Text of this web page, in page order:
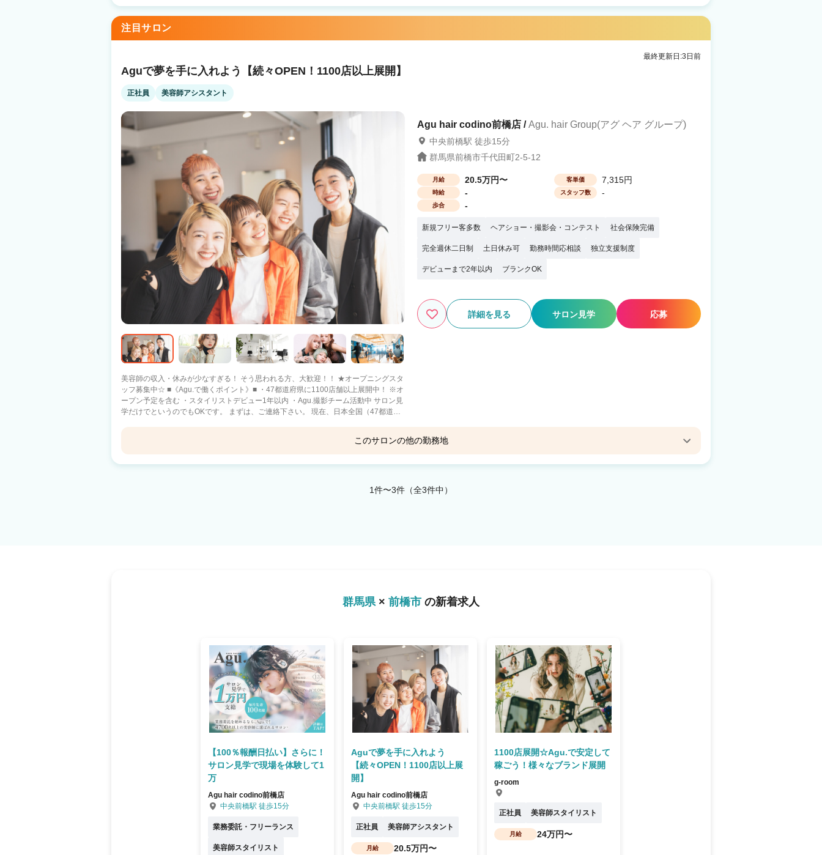
ルのプロ選手×Agu. スタイリストとして働きながら、プロとして活躍 【当社グループ
客は会社の本部が一括対応しているため、顧客0でも問題なく入客できます スタッフ
集客満足度94.4%！ Q.業務委託制度がよく分かっていないです… A.確定申告サポート
用意 （出産・育児・病気での休業にともなう保障や、結婚の応援金を支給）※一定条
件あり ☝だから安心！ 当社は2021年11月19日よりグロース市場へ上場 安心・安全の
上場企業サロン ※現時点で美容室経営企業での上場企業は『6社』のみ 報酬はすべて
『リアル』をぜひ知ってください！ あなたの“第一歩”を当社グループは応援していま
す。
Agu hair relin新前橋
新前橋駅 車11分
g-room CROWN
注目サロン
最終更新日:3日前
Aguで夢を手に入れよう【続々OPEN！1100店以上展開】
正社員 美容師アシスタント
美容師の収入・休みが少なすぎる！ そう思われる方、大歓迎！！ ★オープニングスタ
ッフ募集中☆ ■《Agu.で働くポイント》■ ・47都道府県に1100店舗以上展開中！ ※オ
ープン予定を含む ・スタイリストデビュー1年以内 ・Agu.撮影チーム活動中 サロン見
学だけでというのでもOKです。 まずは、ご連絡下さい。 現在、日本全国（47都道府
元に帰って美容師として活躍したい！ ●家庭重視派 ・子供を保育園などに預けている
しながらも夢を実現したい♪ ・17時退社で夕方から友達と遊びたい♪ などなど ■《スタ
Agu.では副業・WワークもOK!! ・フランチャイズ制度 ・Agu.独自の確定申告システム
Agu hair codino前橋店 /Agu. hair Group(アグ ヘア グループ)
中央前橋駅 徒歩15分
群馬県前橋市千代田町2-5-12
月給 20.5万円〜 客単価 7,315円
時給 - スタッフ数 -
歩合 -
新規フリー客多数 ヘアショー・撮影会・コンテスト 社会保険完備
完全週休二日制 土日休み可 勤務時間応相談 独立支援制度
デビューまで2年以内 ブランクOK
詳細を見る サロン見学 応募
このサロンの他の勤務地
Agu hair relin新前橋 g-room CROWN
1件〜3件（全3件中）
群馬県× 前橋市 の新着求人
【100％報酬日払い】さらに！
サロン見学で現場を体験して1
万
Agu hair codino前橋店
中央前橋駅 徒歩15分
業務委託・フリーランス
美容師スタイリスト
Aguで夢を手に入れよう
【続々OPEN！1100店以上展
開】
Agu hair codino前橋店
中央前橋駅 徒歩15分
正社員 美容師アシスタント
月給 20.5万円〜
1100店展開☆Agu.で安定して
稼ごう！様々なブランド展開
g-room
正社員 美容師スタイリスト
月給 24万円〜